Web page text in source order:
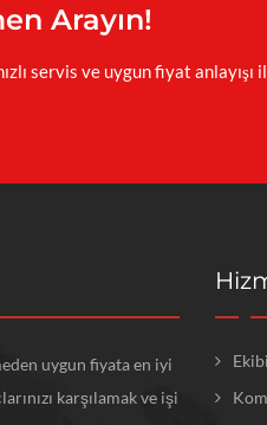
Arayın!
servis ve uygun fiyat anlayışı
uygun fiyata en iyi
karşılamak ve işi